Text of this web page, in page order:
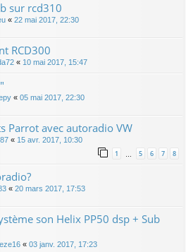
sur rcd310
« 22 mai 2017, 22:30
RCD300
« 10 mai 2017, 15:47
« 05 mai 2017, 22:30
Parrot avec autoradio VW
« 15 avr. 2017, 10:30
1 … 5 6 7 8
« 20 mars 2017, 17:53
son Helix PP50 dsp + Sub
« 03 janv. 2017, 17:23